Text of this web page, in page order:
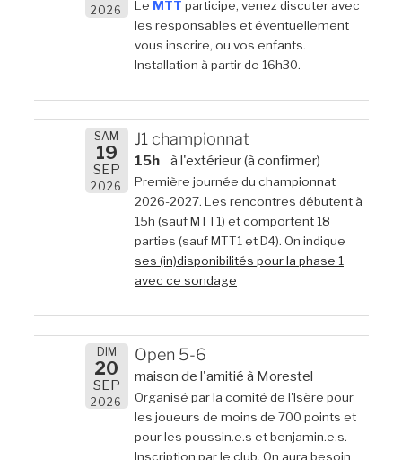
2026 Le MTT participe, venez discuter avec
les responsables et éventuellement
vous inscrire, ou vos enfants.
Installation à partir de 16h30.
SAM
19
SEP
2026
J1 championnat
15h à l'extérieur (à confirmer)
Première journée du championnat
2026-2027. Les rencontres débutent à
15h (sauf MTT1) et comportent 18
parties (sauf MTT1 et D4). On indique
ses (in)disponibilités pour la phase 1
avec ce sondage
DIM
20
SEP
2026
Open 5-6
maison de l'amitié à Morestel
Organisé par la comité de l'Isère pour
les joueurs de moins de 700 points et
pour les poussin.e.s et benjamin.e.s.
Inscription par le club. On aura besoin